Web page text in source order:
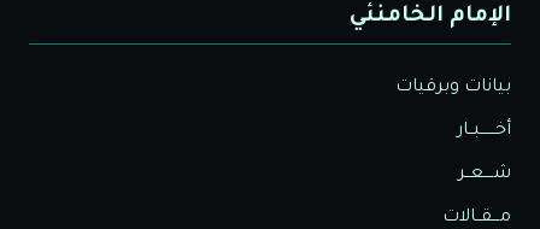
الإمام الخامنئي
بيانات وبرقيات
أخــــــبــار
شــــعــر
مـــقــالات